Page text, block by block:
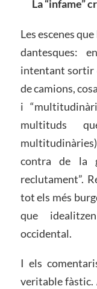
La “infame”
Les escenes
dantesques:
intentant sortir
de camions,
i
multituds
contra de la
reclutament”.
tot els més
que
occidental.
I els
veritable fàstic.